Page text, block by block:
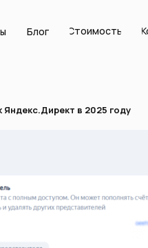
Блог Стоимость
Яндекс.Директ в 2025 году